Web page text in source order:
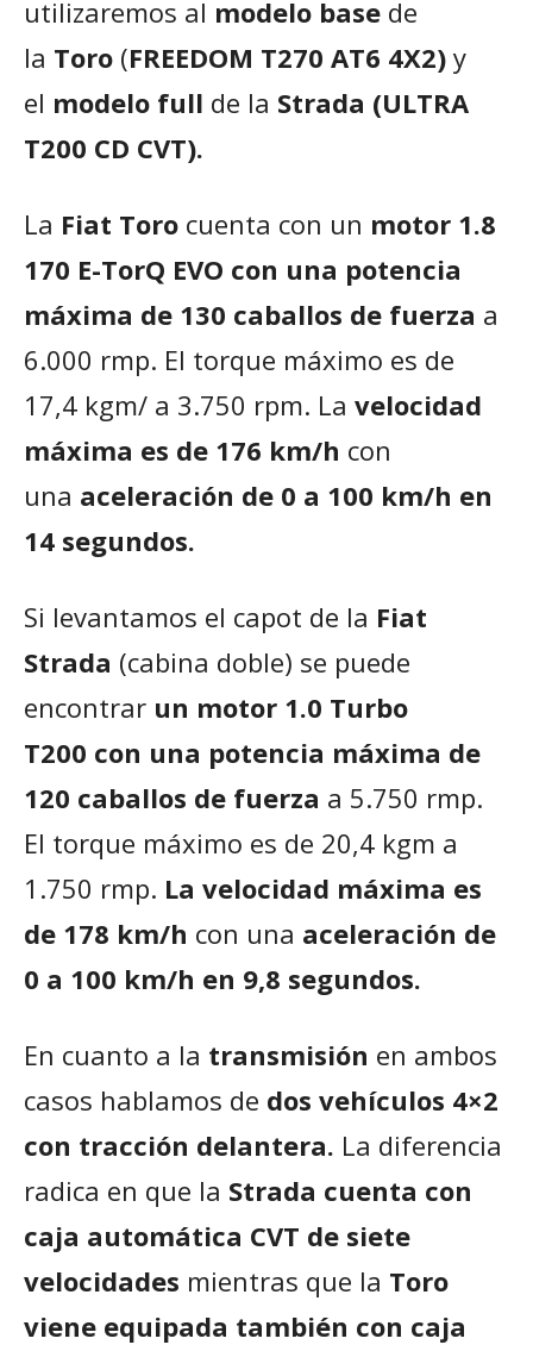
utilizaremos al modelo base de
la Toro (FREEDOM T270 AT6 4X2) y
el modelo full de la Strada (ULTRA
T200 CD CVT).
La Fiat Toro cuenta con un motor 1.8
170 E-TorQ EVO con una potencia
máxima de 130 caballos de fuerza a
6.000 rmp. El torque máximo es de
17,4 kgm/ a 3.750 rpm. La velocidad
máxima es de 176 km/h con
una aceleración de 0 a 100 km/h en
14 segundos.
Si levantamos el capot de la Fiat
Strada (cabina doble) se puede
encontrar un motor 1.0 Turbo
T200 con una potencia máxima de
120 caballos de fuerza a 5.750 rmp.
El torque máximo es de 20,4 kgm a
1.750 rmp. La velocidad máxima es
de 178 km/h con una aceleración de
0 a 100 km/h en 9,8 segundos.
En cuanto a la transmisión en ambos
casos hablamos de dos vehículos 4×2
con tracción delantera. La diferencia
radica en que la Strada cuenta con
caja automática CVT de siete
velocidades mientras que la Toro
viene equipada también con caja